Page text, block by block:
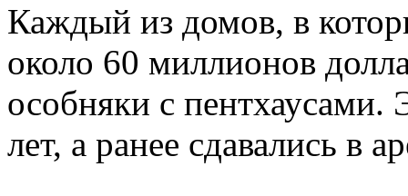
Каждый из домов, в
около 60 миллионов
особняки с пентхаусами.
лет, а ранее сдавались в